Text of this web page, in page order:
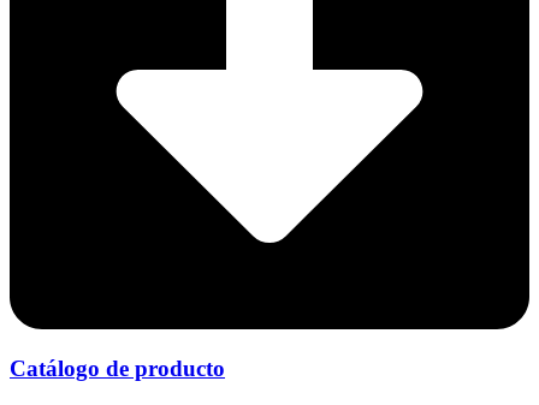
Catálogo de producto